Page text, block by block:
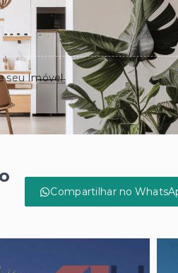
seu Imóvel
Compartilhar no